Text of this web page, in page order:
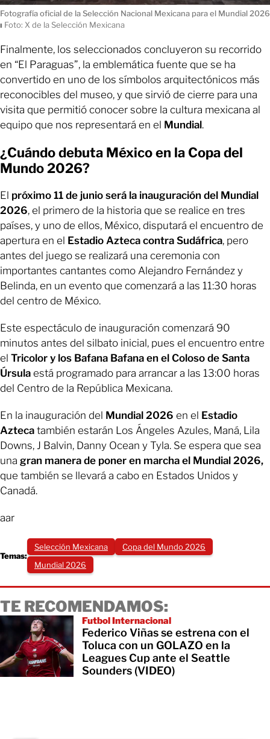
Fotografía oficial de la Selección Nacional Mexicana para el Mundial 2026
ı Foto: X de la Selección Mexicana
Finalmente, los seleccionados concluyeron su recorrido
en “El Paraguas”, la emblemática fuente que se ha
convertido en uno de los símbolos arquitectónicos más
reconocibles del museo, y que sirvió de cierre para una
visita que permitió conocer sobre la cultura mexicana al
equipo que nos representará en el Mundial.
¿Cuándo debuta México en la Copa del
Mundo 2026?
El próximo 11 de junio será la inauguración del Mundial
2026, el primero de la historia que se realice en tres
países, y uno de ellos, México, disputará el encuentro de
apertura en el Estadio Azteca contra Sudáfrica, pero
antes del juego se realizará una ceremonia con
importantes cantantes como Alejandro Fernández y
Belinda, en un evento que comenzará a las 11:30 horas
del centro de México.
Este espectáculo de inauguración comenzará 90
minutos antes del silbato inicial, pues el encuentro entre
el Tricolor y los Bafana Bafana en el Coloso de Santa
Úrsula está programado para arrancar a las 13:00 horas
del Centro de la República Mexicana.
En la inauguración del Mundial 2026 en el Estadio
Azteca también estarán Los Ángeles Azules, Maná, Lila
Downs, J Balvin, Danny Ocean y Tyla. Se espera que sea
una gran manera de poner en marcha el Mundial 2026,
que también se llevará a cabo en Estados Unidos y
Canadá.
aar
Temas:
Selección Mexicana
Copa del Mundo 2026
Mundial 2026
TE RECOMENDAMOS:
Futbol Internacional
Federico Viñas se estrena con el
Toluca con un GOLAZO en la
Leagues Cup ante el Seattle
Sounders (VIDEO)